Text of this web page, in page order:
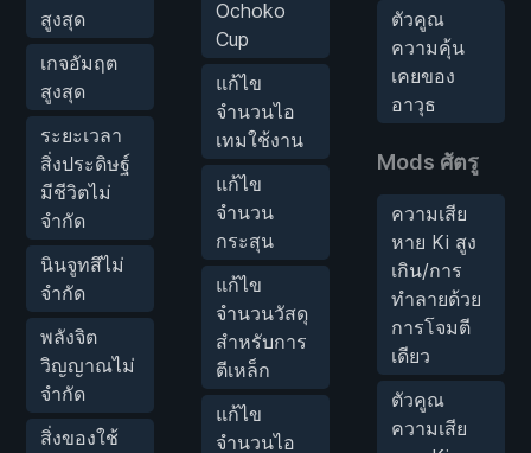
สูงสุด
เกจอัมฤต
สูงสุด
ระยะเวลา
สิ่งประดิษฐ์
มีชีวิตไม่
จำกัด
นินจูทสึไม่
จำกัด
พลังจิต
วิญญาณไม่
จำกัด
สิ่งของใช้
Ochoko
Cup
แก้ไข
จำนวนไอ
เทมใช้งาน
แก้ไข
จำนวน
กระสุน
แก้ไข
จำนวนวัสดุ
สำหรับการ
ตีเหล็ก
แก้ไข
จำนวนไอ
ตัวคูณ
ความคุ้น
เคยของ
อาวุธ
Mods ศัตรู
ความเสีย
หาย Ki สูง
เกิน/การ
ทำลายด้วย
การโจมตี
เดียว
ตัวคูณ
ความเสีย